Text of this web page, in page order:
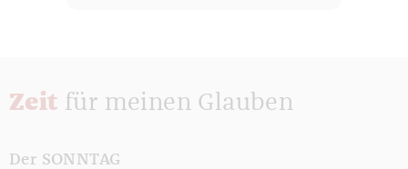
Zeit für meinen Glauben
Der SONNTAG